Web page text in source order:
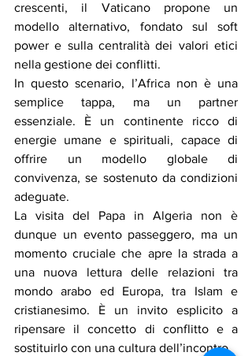
crescenti, il Vaticano propone un
modello alternativo, fondato sul soft
power e sulla centralità dei valori etici
nella gestione dei conflitti.
In questo scenario, l’Africa non è una
semplice tappa, ma un partner
essenziale. È un continente ricco di
energie umane e spirituali, capace di
offrire un modello globale di
convivenza, se sostenuto da condizioni
adeguate.
La visita del Papa in Algeria non è
dunque un evento passeggero, ma un
momento cruciale che apre la strada a
una nuova lettura delle relazioni tra
mondo arabo ed Europa, tra Islam e
cristianesimo. È un invito esplicito a
ripensare il concetto di conflitto e a
sostituirlo con una cultura dell’incontro.